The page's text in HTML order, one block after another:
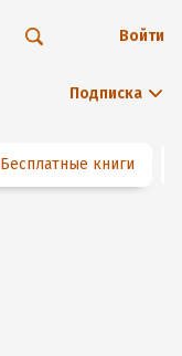
Подписка
Войти
Бесплатные книги